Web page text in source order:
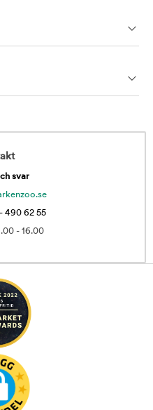
svar
490 62 55
- 16.00